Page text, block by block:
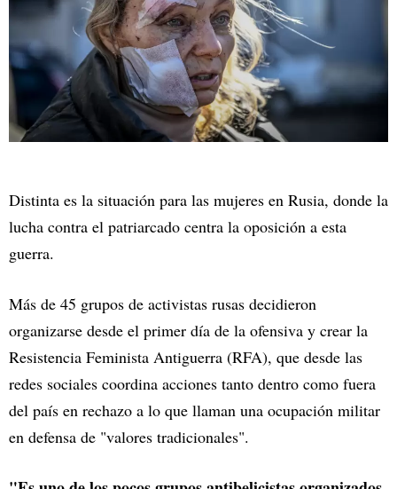
Distinta es la situación para las mujeres en Rusia, donde la
lucha contra el patriarcado centra la oposición a esta
guerra.
Más de 45 grupos de activistas rusas decidieron
organizarse desde el primer día de la ofensiva y crear la
Resistencia Feminista Antiguerra (RFA), que desde las
redes sociales coordina acciones tanto dentro como fuera
del país en rechazo a lo que llaman una ocupación militar
en defensa de "valores tradicionales".